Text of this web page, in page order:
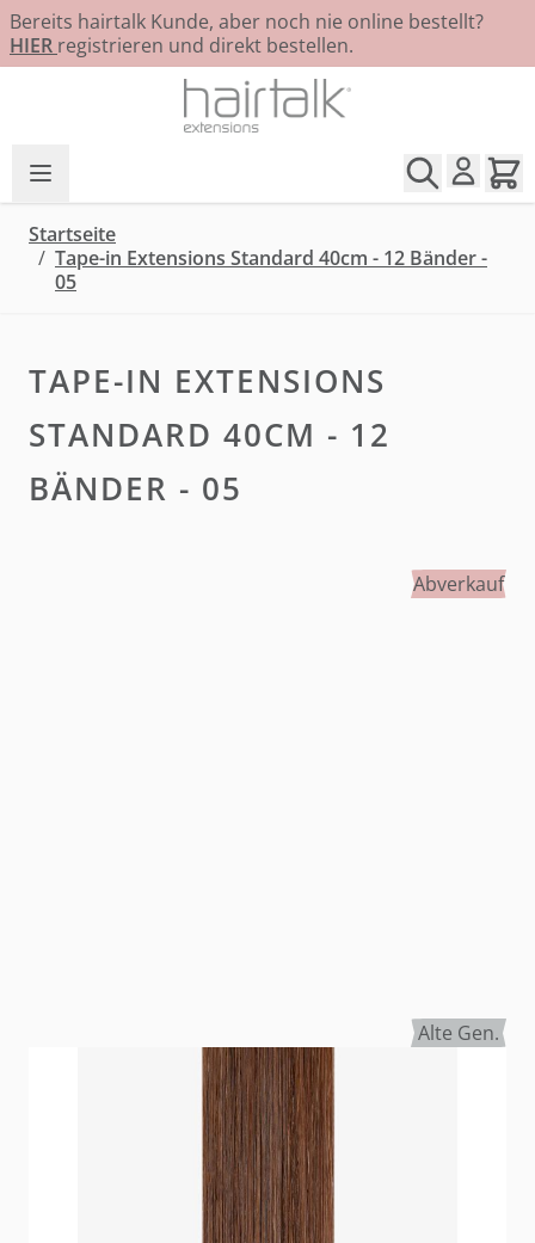
Bereits hairtalk Kunde, aber noch nie online bestellt?
HIER registrieren und direkt bestellen.
Startseite
/ Tape-in Extensions Standard 40cm - 12 Bänder -
05
TAPE-IN EXTENSIONS
STANDARD 40CM - 12
BÄNDER - 05
Abverkauf
Alte Gen.
Unsere Standard Tape Extensions überzeugen durch
ein ultra-dünnes Klebeband, das eine mühelose,
natürliche Transformation ermöglicht.